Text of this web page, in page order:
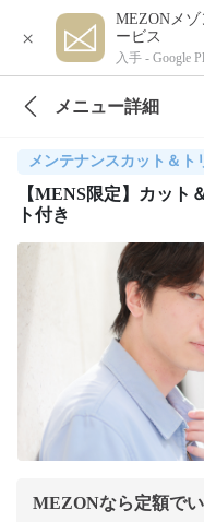
×
MEZONメ
ービス
入手 - Google
メニュー詳細
メンテナンスカット＆ト
【MENS限定】カット
ト付き
MEZONなら定額で